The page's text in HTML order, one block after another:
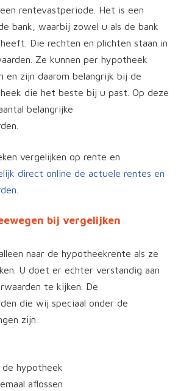
rentevastperiode. Het is een
bank, waarbij zowel u als de bank
Die rechten en plichten staan in
Ze kunnen per hypotheek
en zijn daarom belangrijk bij de
die het beste bij u past. Op deze
belangrijke
vergelijken op rente en
direct online de actuele rentes en
bij vergelijken
naar de hypotheekrente als ze
U doet er echter verstandig aan
te kijken. De
die wij speciaal onder de
zijn:
hypotheek
aflossen